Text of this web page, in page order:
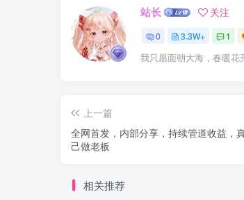
站长 关注
0 3.3W+ 1
我只愿面朝大海，春暖花
上一篇
全网首发，内部分享，持续管道收益，
己做老板
相关推荐